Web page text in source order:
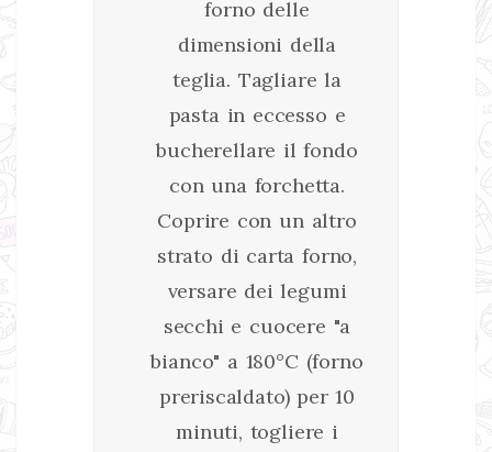
forno delle
dimensioni della
teglia. Tagliare la
pasta in eccesso e
bucherellare il fondo
con una forchetta.
Coprire con un altro
strato di carta forno,
versare dei legumi
secchi e cuocere "a
bianco" a 180°C (forno
preriscaldato) per 10
minuti, togliere i